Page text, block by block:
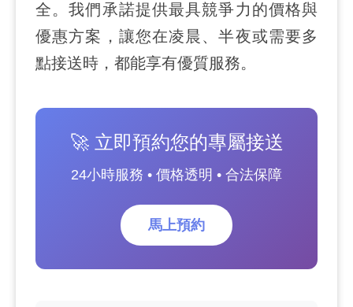
全。我們承諾提供最具競爭力的價格與
優惠方案，讓您在凌晨、半夜或需要多
點接送時，都能享有優質服務。
🚀 立即預約您的專屬接送
24小時服務 • 價格透明 • 合法保障
馬上預約